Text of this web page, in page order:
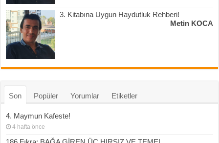
3. Kitabına Uygun Haydutluk Rehberi!
Metin KOCA
Son Popüler Yorumlar Etiketler
4. Maymun Kafeste!
4 hafta önce